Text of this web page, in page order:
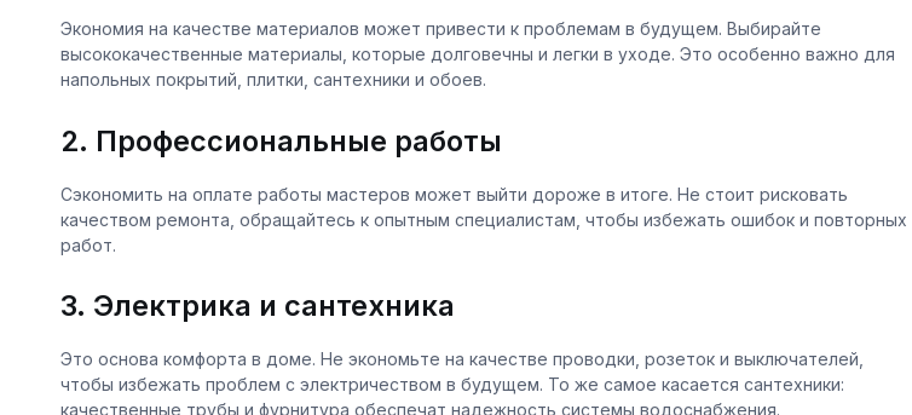
Экономия на качестве материалов может привести к проблемам в будущем. Выбирайте
высококачественные материалы, которые долговечны и легки в уходе. Это особенно важно для
напольных покрытий, плитки, сантехники и обоев.
2. Профессиональные работы
Сэкономить на оплате работы мастеров может выйти дороже в итоге. Не стоит рисковать
качеством ремонта, обращайтесь к опытным специалистам, чтобы избежать ошибок и повторных
работ.
3. Электрика и сантехника
Это основа комфорта в доме. Не экономьте на качестве проводки, розеток и выключателей,
чтобы избежать проблем с электричеством в будущем. То же самое касается сантехники:
качественные трубы и фурнитура обеспечат надежность системы водоснабжения.